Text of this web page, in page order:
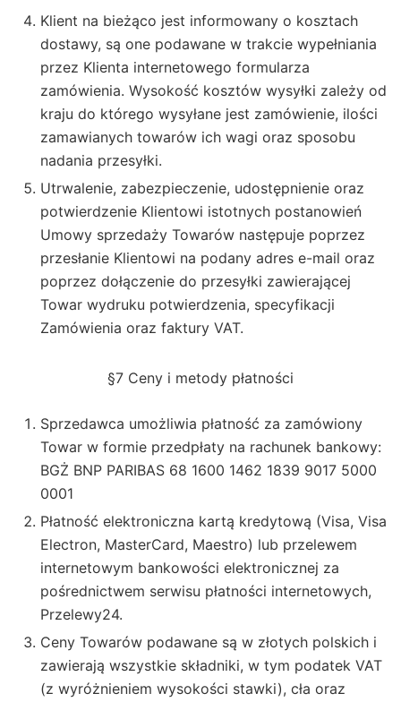
Klient na bieżąco jest informowany o kosztach
dostawy, są one podawane w trakcie wypełniania
przez Klienta internetowego formularza
zamówienia. Wysokość kosztów wysyłki zależy od
kraju do którego wysyłane jest zamówienie, ilości
zamawianych towarów ich wagi oraz sposobu
nadania przesyłki.
Utrwalenie, zabezpieczenie, udostępnienie oraz
potwierdzenie Klientowi istotnych postanowień
Umowy sprzedaży Towarów następuje poprzez
przesłanie Klientowi na podany adres e-mail oraz
poprzez dołączenie do przesyłki zawierającej
Towar wydruku potwierdzenia, specyfikacji
Zamówienia oraz faktury VAT.
§7 Ceny i metody płatności
Sprzedawca umożliwia płatność za zamówiony
Towar w formie przedpłaty na rachunek bankowy:
BGŻ BNP PARIBAS 68 1600 1462 1839 9017 5000
0001
Płatność elektroniczna kartą kredytową (Visa, Visa
Electron, MasterCard, Maestro) lub przelewem
internetowym bankowości elektronicznej za
pośrednictwem serwisu płatności internetowych,
Przelewy24.
Ceny Towarów podawane są w złotych polskich i
zawierają wszystkie składniki, w tym podatek VAT
(z wyróżnieniem wysokości stawki), cła oraz